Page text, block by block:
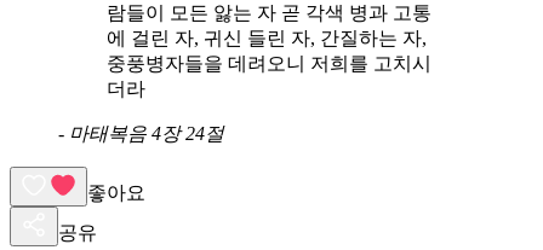
람들이 모든 앓는 자 곧 각색 병과 고통
에 걸린 자, 귀신 들린 자, 간질하는 자,
중풍병자들을 데려오니 저희를 고치시
더라
- 마태복음 4장 24절
좋아요
공유